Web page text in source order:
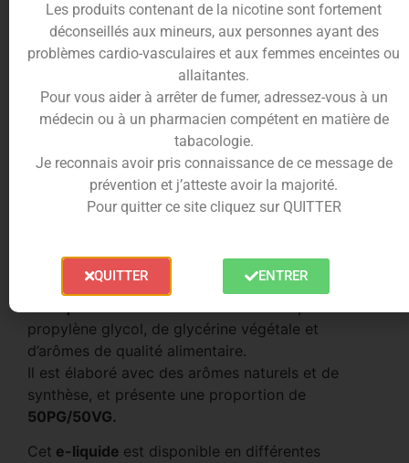
Freezeest un choix incontournable.
Sa combinaison équilibrée entre la douceur de la
pommeet lefrisson glacial en fait un compagnon
de vape idéal pour les moments où vous avez
besoin d’un coup de frais.
Conditionnement du E-liquide Pomme 10ml
Liquideovous présente lee-liquide Pomme 10ml
de sa gammeFreeze , une invitation à une
explosion glaciale de saveurs fruitées.
fraîcheur inédite.
propylène glycol, de glycérine végétale et
d’arômes de qualité alimentaire.
Il est élaboré avec des arômes naturels et de
synthèse, et présente une proportion de
50PG/50VG.
Cet e-liquide est disponible en différentes
Les produits contenant de la nicotine sont fortement
déconseillés aux mineurs, aux personnes ayant des
problèmes cardio-vasculaires et aux femmes enceintes ou
allaitantes.
Pour vous aider à arrêter de fumer, adressez-vous à un
médecin ou à un pharmacien compétent en matière de
tabacologie.
Je reconnais avoir pris connaissance de ce message de
prévention et j’atteste avoir la majorité.
Pour quitter ce site cliquez sur QUITTER
QUITTER ENTRER